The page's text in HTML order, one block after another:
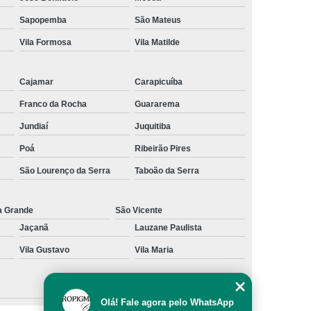
Preenchimento Capilar com Micro Ponto
Preenchimento Capilar com Pigmentação
Preenchimento Capilar Masculino
Preenchimento Capilar nas Entradas
Diminuir Testa
Tratamento de Calvície
Tratamento para Calvície com Micopigmentação
Tratamento para Calvície em Homens
Tratamento para Calvície Masculina
Sapopemba São Mateus
Vila Formosa Vila Matilde
Cajamar Carapicuíba
Franco da Rocha Guararema
Jundiaí Juquitiba
Poá Ribeirão Pires
São Lourenço da Serra Taboão da Serra
Grande
São Vicente
Jaçanã Lauzane Paulista
Vila Gustavo Vila Maria
Olá! Fale agora pelo WhatsApp